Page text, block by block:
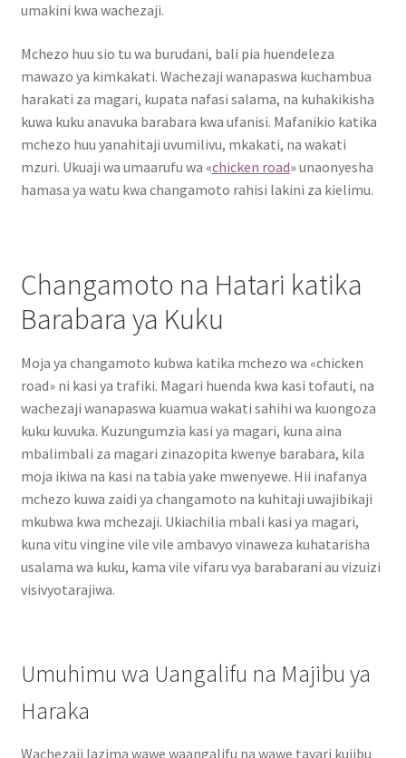
umakini kwa wachezaji.
Mchezo huu sio tu wa burudani, bali pia huendeleza
mawazo ya kimkakati. Wachezaji wanapaswa kuchambua
harakati za magari, kupata nafasi salama, na kuhakikisha
kuwa kuku anavuka barabara kwa ufanisi. Mafanikio katika
mchezo huu yanahitaji uvumilivu, mkakati, na wakati
mzuri. Ukuaji wa umaarufu wa «chicken road» unaonyesha
hamasa ya watu kwa changamoto rahisi lakini za kielimu.
Changamoto na Hatari katika
Barabara ya Kuku
Moja ya changamoto kubwa katika mchezo wa «chicken
road» ni kasi ya trafiki. Magari huenda kwa kasi tofauti, na
wachezaji wanapaswa kuamua wakati sahihi wa kuongoza
kuku kuvuka. Kuzungumzia kasi ya magari, kuna aina
mbalimbali za magari zinazopita kwenye barabara, kila
moja ikiwa na kasi na tabia yake mwenyewe. Hii inafanya
mchezo kuwa zaidi ya changamoto na kuhitaji uwajibikaji
mkubwa kwa mchezaji. Ukiachilia mbali kasi ya magari,
kuna vitu vingine vile vile ambavyo vinaweza kuhatarisha
usalama wa kuku, kama vile vifaru vya barabarani au vizuizi
visivyotarajiwa.
Umuhimu wa Uangalifu na Majibu ya
Haraka
Wachezaji lazima wawe waangalifu na wawe tayari kujibu